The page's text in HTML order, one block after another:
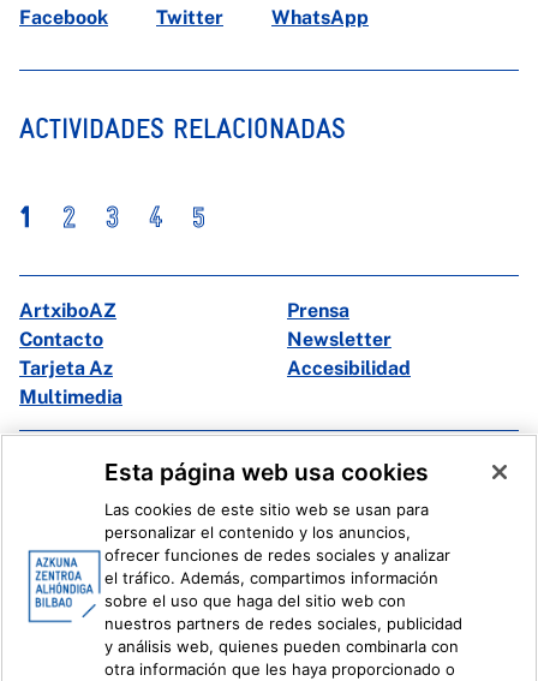
Facebook
Twitter WhatsApp
ACTIVIDADES RELACIONADAS
1 2 3 4 5
ArtxiboAZ
Prensa
Contacto
Newsletter
Tarjeta Az
Accesibilidad
Multimedia
Facebook
X
Ivoox
Información legal Sistema Interno de Información
Esta página web usa cookies
Las cookies de este sitio web se usan para
personalizar el contenido y los anuncios,
ofrecer funciones de redes sociales y analizar
el tráfico. Además, compartimos información
sobre el uso que haga del sitio web con
nuestros partners de redes sociales, publicidad
y análisis web, quienes pueden combinarla con
otra información que les haya proporcionado o